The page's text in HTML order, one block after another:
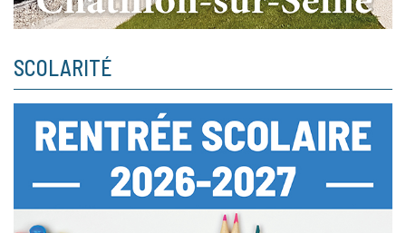
SCOLARITÉ